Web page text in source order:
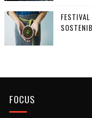
FOCUS